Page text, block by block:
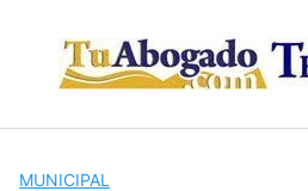
content
MUNICIPAL